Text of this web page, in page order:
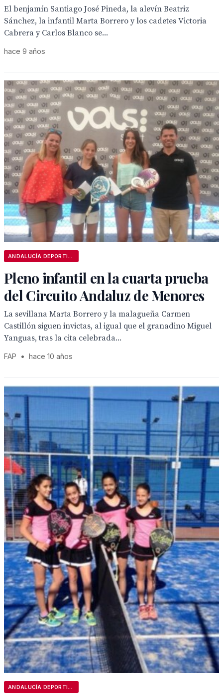
El benjamín Santiago José Pineda, la alevín Beatriz
Sánchez, la infantil Marta Borrero y los cadetes Victoria
Cabrera y Carlos Blanco se...
hace 9 años
Pleno infantil en la cuarta prueba
del Circuito Andaluz de Menores
La sevillana Marta Borrero y la malagueña Carmen
Castillón siguen invictas, al igual que el granadino Miguel
Yanguas, tras la cita celebrada...
FAP • hace 10 años